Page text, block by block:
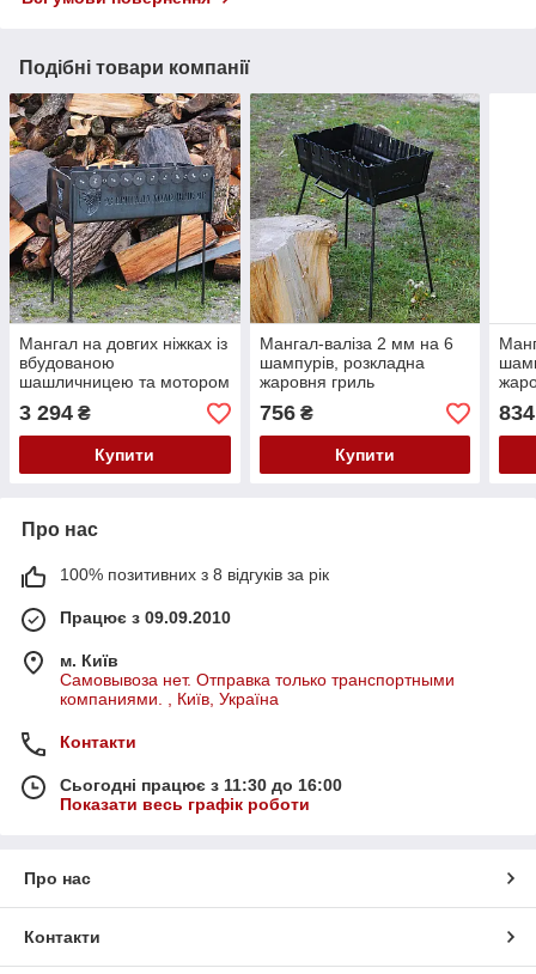
Подібні товари компанії
Мангал на довгих ніжках із
вбудованою
шашличницею та мотором
на 10 шампурів 3 мм
3 294 ₴
Купити
Мангал-валіза 2 мм на 6
шампурів, розкладна
жаровня гриль
756₴
Купити
834
Про нас
100% позитивних з 8 відгуків за рік
Працює з 09.09.2010
м. Київ
Самовывоза нет. Отправка только транспортными
компаниями. , Київ, Україна
Контакти
Сьогодні працює з 11:30 до 16:00
Показати весь графік роботи
Про нас
Контакти